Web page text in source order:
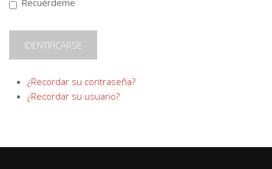
Recuérdeme
IDENTIFICARSE
¿Recordar su contraseña?
¿Recordar su usuario?